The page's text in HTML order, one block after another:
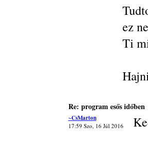
ez
Ti
Re: program esős időben
~CsMarton
17:59 Szo, 16 Júl 2016